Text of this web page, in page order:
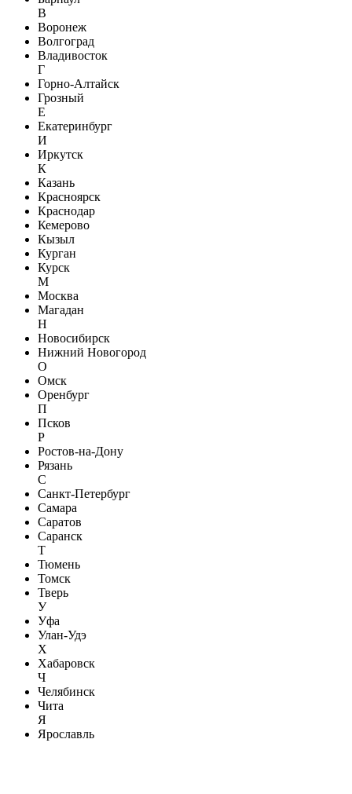
В
Воронеж
Волгоград
Владивосток
Г
Горно-Алтайск
Грозный
Е
Екатеринбург
И
Иркутск
К
Казань
Красноярск
Краснодар
Кемерово
Кызыл
Курган
Курск
М
Москва
Магадан
Н
Новосибирск
Нижний Новогород
О
Омск
Оренбург
П
Псков
Р
Ростов-на-Дону
Рязань
С
Санкт-Петербург
Самара
Саратов
Саранск
Т
Тюмень
Томск
Тверь
У
Уфа
Улан-Удэ
Х
Хабаровск
Ч
Челябинск
Чита
Я
Ярославль